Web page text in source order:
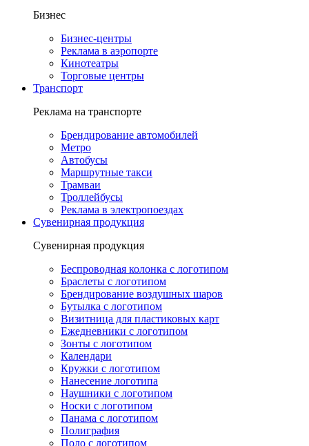
Бизнес
Бизнес-центры
Реклама в аэропорте
Кинотеатры
Торговые центры
Транспорт
Реклама на транспорте
Брендирование автомобилей
Метро
Автобусы
Маршрутные такси
Трамваи
Троллейбусы
Реклама в электропоездах
Сувенирная продукция
Сувенирная продукция
Беспроводная колонка с логотипом
Браслеты с логотипом
Брендирование воздушных шаров
Бутылка с логотипом
Визитница для пластиковых карт
Ежедневники с логотипом
Зонты с логотипом
Календари
Кружки с логотипом
Нанесение логотипа
Наушники с логотипом
Носки с логотипом
Панама с логотипом
Полиграфия
Поло с логотипом